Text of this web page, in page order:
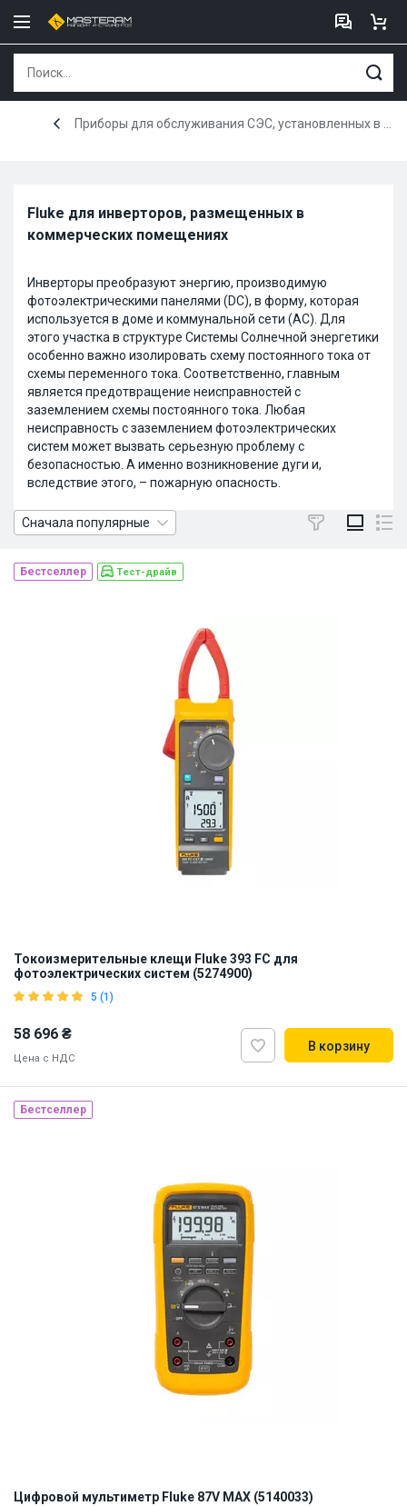
Приборы для обслуживания СЭС, установленных в коммерческих помещениях
Fluke для инверторов, размещенных в
коммерческих помещениях
Инверторы преобразуют энергию, производимую
фотоэлектрическими панелями (DC), в форму, которая
используется в доме и коммунальной сети (AC). Для
этого участка в структуре Системы Солнечной энергетики
особенно важно изолировать схему постоянного тока от
схемы переменного тока. Соответственно, главным
является предотвращение неисправностей с
заземлением схемы постоянного тока. Любая
неисправность с заземлением фотоэлектрических
систем может вызвать серьезную проблему с
безопасностью. А именно возникновение дуги и,
вследствие этого, – пожарную опасность.
Сначала популярные
Бестселлер Тест-драйв
Токоизмерительные клещи Fluke 393 FC для
фотоэлектрических систем (5274900)
5 (1)
58 696 ₴
Цена с НДС
В корзину
Бестселлер
Цифровой мультиметр Fluke 87V MAX (5140033)